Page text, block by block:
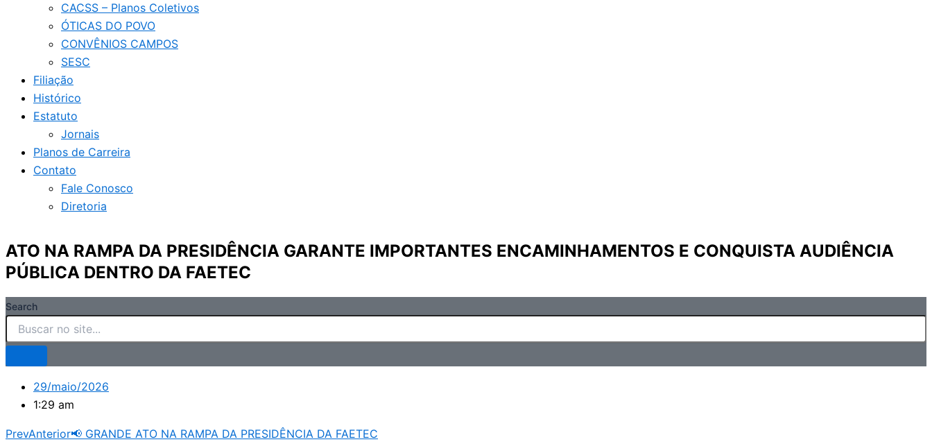
CACSS – Planos Coletivos
ÓTICAS DO POVO
CONVÊNIOS CAMPOS
SESC
Filiação
Histórico
Estatuto
Jornais
Planos de Carreira
Contato
Fale Conosco
Diretoria
ATO NA RAMPA DA PRESIDÊNCIA GARANTE IMPORTANTES ENCAMINHAMENTOS E CONQUISTA AUDIÊNCIA
PÚBLICA DENTRO DA FAETEC
Search
29/maio/2026
1:29 am
PrevAnterior📢 GRANDE ATO NA RAMPA DA PRESIDÊNCIA DA FAETEC